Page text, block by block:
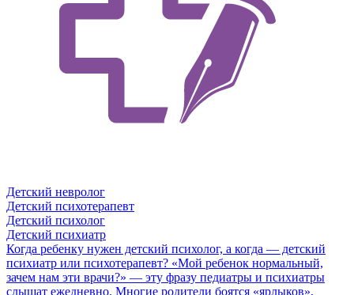
Детский невролог
Детский психотерапевт
Детский психолог
Детский психиатр
Когда ребенку нужен детский психолог, а когда — детский
психиатр или психотерапевт? «Мой ребенок нормальный,
зачем нам эти врачи?» — эту фразу педиатры и психиатры
слышат ежедневно. Многие родители боятся «ярлыков»,